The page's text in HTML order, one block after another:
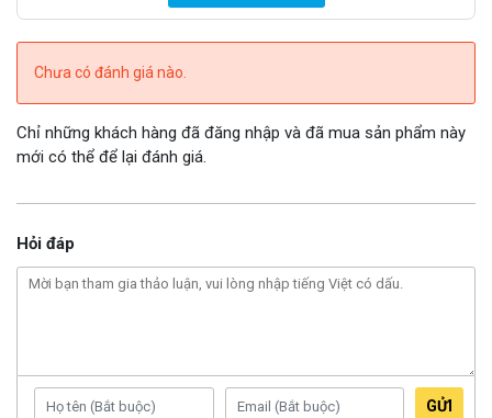
Chưa có đánh giá nào.
Chỉ những khách hàng đã đăng nhập và đã mua sản phẩm này
mới có thể để lại đánh giá.
Hỏi đáp
GỬI